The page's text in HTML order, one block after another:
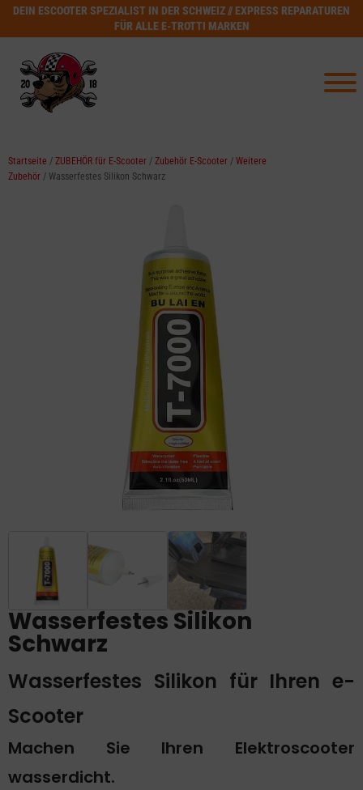
DEIN ESCOOTER SPEZIALIST IN DER SCHWEIZ // EXPRESS REPARATUREN
FÜR ALLE E-TROTTI MARKEN
Startseite / ZUBEHÖR für E-Scooter / Zubehör E-Scooter / Weitere
Zubehör / Wasserfestes Silikon Schwarz
Wasserfestes Silikon
Schwarz
Wasserfestes Silikon für Ihren e-
Scooter
Machen Sie Ihren Elektroscooter
wasserdicht.